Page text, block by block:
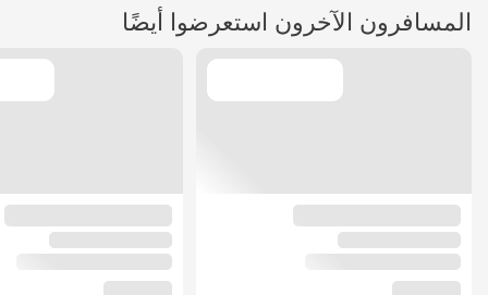
المسافرون الآخرون استعرضوا أيضًا